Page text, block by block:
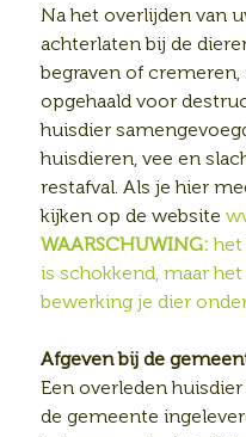
Na het overlijden van
achterlaten bij de
begraven of
opgehaald voor
huisdier
huisdieren, vee en
restafval. Als je hier
kijken op de website
WAARSCHUWING:het
is schokkend, maar
bewerking je dier
Afgeven bij de
Een overleden
de gemeente